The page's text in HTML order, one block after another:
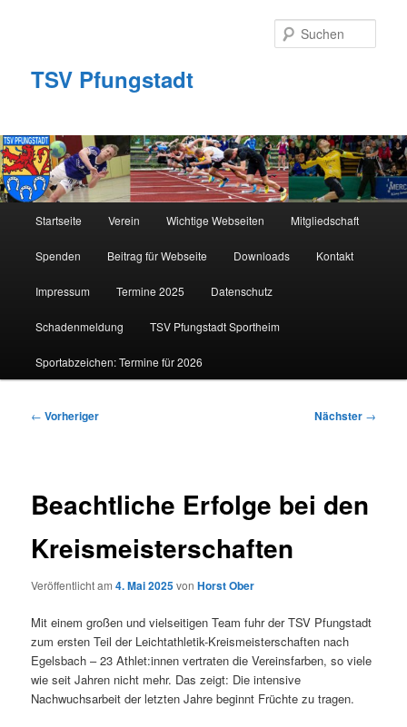
TSV Pfungstadt
Startseite Verein Wichtige Webseiten Mitgliedschaft
Spenden Beitrag für Webseite Downloads Kontakt
Impressum Termine 2025 Datenschutz
Schadenmeldung TSV Pfungstadt Sportheim
Sportabzeichen: Termine für 2026
Beitragsnavigation
← Vorheriger Nächster →
Beachtliche Erfolge bei den
Kreismeisterschaften
Veröffentlicht am4. Mai 2025vonHorst Ober
Mit einem großen und vielseitigen Team fuhr der TSV Pfungstadt
zum ersten Teil der Leichtathletik-Kreismeisterschaften nach
Egelsbach – 23 Athlet:innen vertraten die Vereinsfarben, so viele
wie seit Jahren nicht mehr. Das zeigt: Die intensive
Nachwuchsarbeit der letzten Jahre beginnt Früchte zu tragen.